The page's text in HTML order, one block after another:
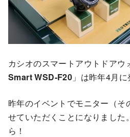
カシオのスマートアウトドアウ
Smart WSD-F20 」は昨年4月に
昨年のイベントでモニター（そ
せていただくことになりました
ら！